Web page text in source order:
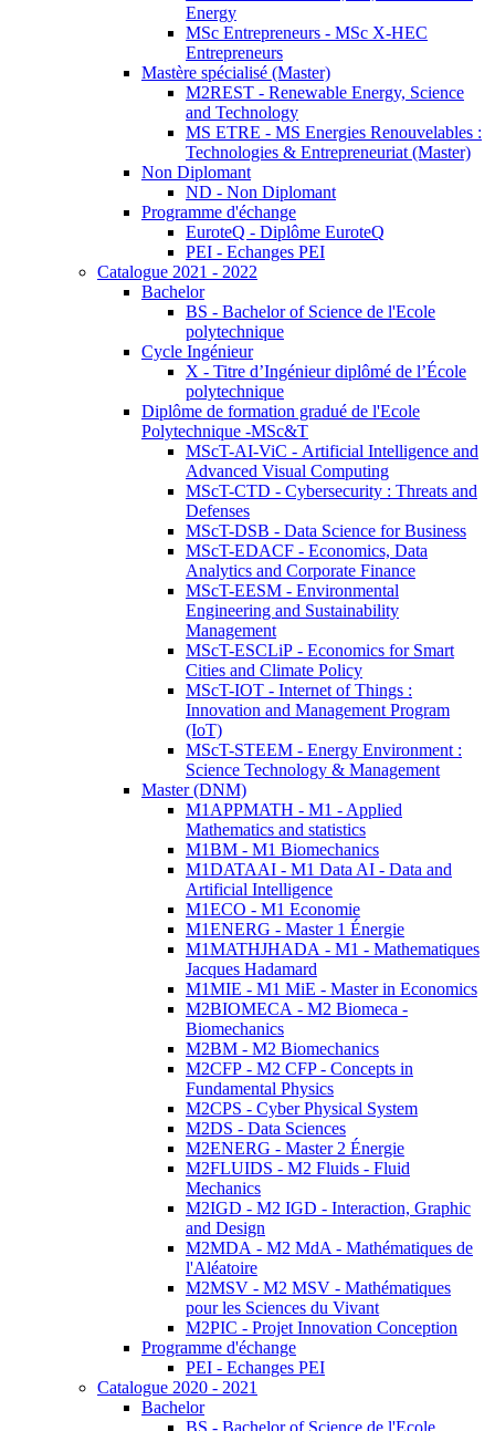
Energy
MSc Entrepreneurs - MSc X-HEC
Entrepreneurs
Mastère spécialisé (Master)
M2REST - Renewable Energy, Science
and Technology
MS ETRE - MS Energies Renouvelables :
Technologies & Entrepreneuriat (Master)
Non Diplomant
ND - Non Diplomant
Programme d'échange
EuroteQ - Diplôme EuroteQ
PEI - Echanges PEI
Catalogue 2021 - 2022
Bachelor
BS - Bachelor of Science de l'Ecole
polytechnique
Cycle Ingénieur
X - Titre d’Ingénieur diplômé de l’École
polytechnique
Diplôme de formation gradué de l'Ecole
Polytechnique -MSc&T
MScT-AI-ViC - Artificial Intelligence and
Advanced Visual Computing
MScT-CTD - Cybersecurity : Threats and
Defenses
MScT-DSB - Data Science for Business
MScT-EDACF - Economics, Data
Analytics and Corporate Finance
MScT-EESM - Environmental
Engineering and Sustainability
Management
MScT-ESCLiP - Economics for Smart
Cities and Climate Policy
MScT-IOT - Internet of Things :
Innovation and Management Program
(IoT)
MScT-STEEM - Energy Environment :
Science Technology & Management
Master (DNM)
M1APPMATH - M1 - Applied
Mathematics and statistics
M1BM - M1 Biomechanics
M1DATAAI - M1 Data AI - Data and
Artificial Intelligence
M1ECO - M1 Economie
M1ENERG - Master 1 Énergie
M1MATHJHADA - M1 - Mathematiques
Jacques Hadamard
M1MIE - M1 MiE - Master in Economics
M2BIOMECA - M2 Biomeca -
Biomechanics
M2BM - M2 Biomechanics
M2CFP - M2 CFP - Concepts in
Fundamental Physics
M2CPS - Cyber Physical System
M2DS - Data Sciences
M2ENERG - Master 2 Énergie
M2FLUIDS - M2 Fluids - Fluid
Mechanics
M2IGD - M2 IGD - Interaction, Graphic
and Design
M2MDA - M2 MdA - Mathématiques de
l'Aléatoire
M2MSV - M2 MSV - Mathématiques
pour les Sciences du Vivant
M2PIC - Projet Innovation Conception
Programme d'échange
PEI - Echanges PEI
Catalogue 2020 - 2021
Bachelor
BS - Bachelor of Science de l'Ecole